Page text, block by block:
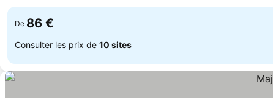
De 86 €
Consulter les prix de 10 sites